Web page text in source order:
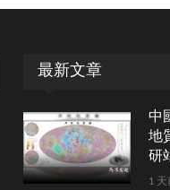
最新文章
中
地
研
1